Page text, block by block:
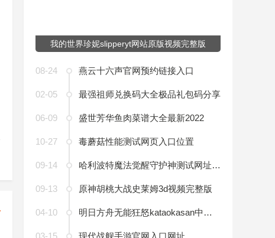
我的世界珍妮slipperyt网站原版视频完整版
08-24 燕云十六声官网预约链接入口
02-05 最强祖师兑换码大全极品礼包码分享
06-09 盛世芳华鱼肉菜谱大全最新2022
10-27 毒蘑菇性能测试网页入口位置
09-14 哈利波特魔法觉醒守护神测试网址链接入口
09-13 原神胡桃大战史莱姆3d视频完整版
04-10 明日方舟无能狂怒kataokasan中国语joy翻译
03-15 现代战舰手游官网入口网址